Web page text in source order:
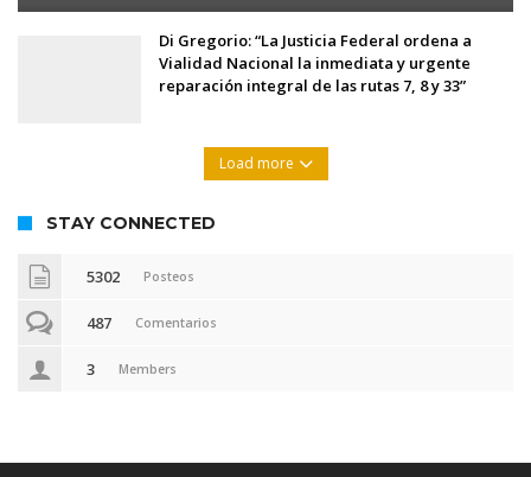
Di Gregorio: “La Justicia Federal ordena a
Vialidad Nacional la inmediata y urgente
reparación integral de las rutas 7, 8 y 33”
Load more
STAY CONNECTED
5302 Posteos
487 Comentarios
3 Members